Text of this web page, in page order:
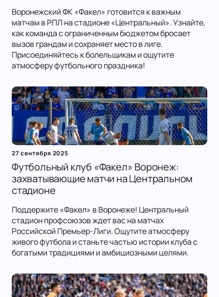
Воронежский ФК «Факел» готовится к важным
матчам в РПЛ на стадионе «Центральный». Узнайте,
как команда с ограниченным бюджетом бросает
вызов грандам и сохраняет место в лиге.
Присоединяйтесь к болельщикам и ощутите
атмосферу футбольного праздника!
27 сентября 2025
Футбольный клуб «Факел» Воронеж:
захватывающие матчи на Центральном
стадионе
Поддержите «Факел» в Воронеже! Центральный
стадион профсоюзов ждет вас на матчах
Российской Премьер-Лиги. Ощутите атмосферу
живого футбола и станьте частью истории клуба с
богатыми традициями и амбициозными целями.